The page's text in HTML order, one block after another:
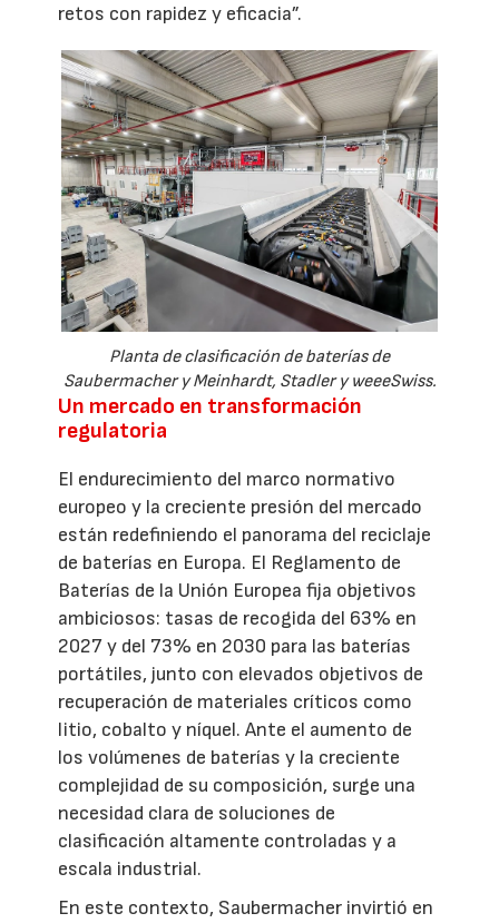
retos con rapidez y eficacia”.
Planta de clasificación de baterías de
Saubermacher y Meinhardt, Stadler y weeeSwiss.
Un mercado en transformación
regulatoria
El endurecimiento del marco normativo
europeo y la creciente presión del mercado
están redefiniendo el panorama del reciclaje
de baterías en Europa. El Reglamento de
Baterías de la Unión Europea fija objetivos
ambiciosos: tasas de recogida del 63% en
2027 y del 73% en 2030 para las baterías
portátiles, junto con elevados objetivos de
recuperación de materiales críticos como
litio, cobalto y níquel. Ante el aumento de
los volúmenes de baterías y la creciente
complejidad de su composición, surge una
necesidad clara de soluciones de
clasificación altamente controladas y a
escala industrial.
En este contexto, Saubermacher invirtió en